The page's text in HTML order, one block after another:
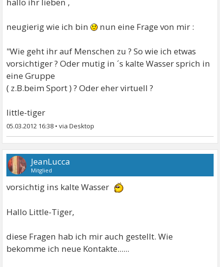
neugierig wie ich bin nun eine Frage von mir :
"Wie geht ihr auf Menschen zu ? So wie ich etwas
vorsichtiger ? Oder mutig in ´s kalte Wasser sprich in
eine Gruppe
( z.B.beim Sport ) ? Oder eher virtuell ?
little-tiger
05.03.2012 16:38 •
JeanLucca
Mitglied
vorsichtig ins kalte Wasser
Hallo Little-Tiger,
diese Fragen hab ich mir auch gestellt. Wie
bekomme ich neue Kontakte......